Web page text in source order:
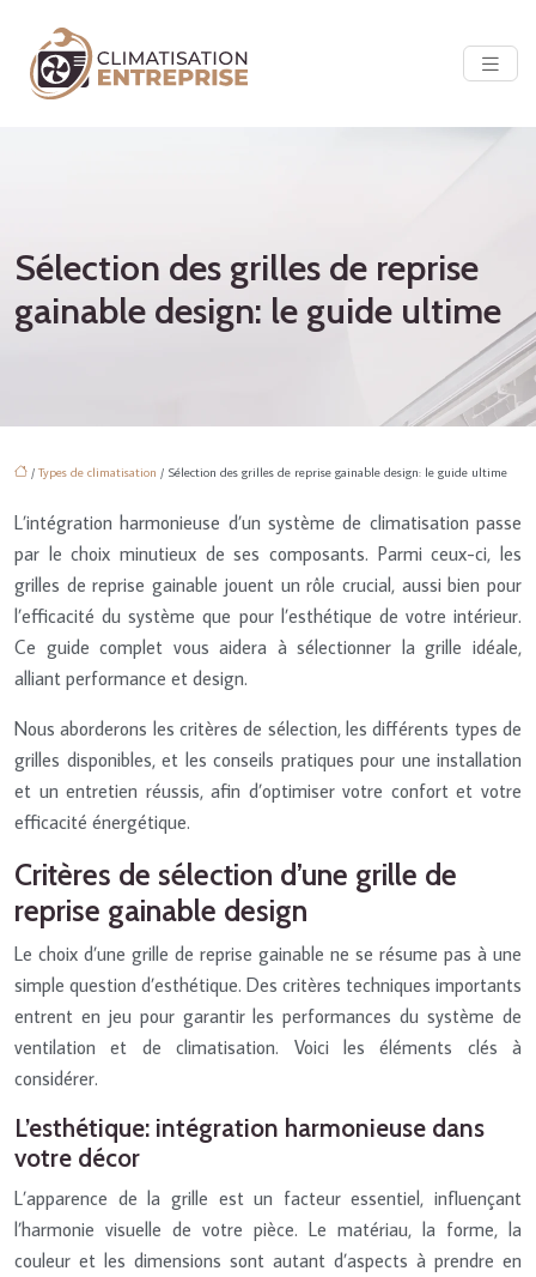
Sélection des grilles de reprise
gainable design: le guide ultime
/ Types de climatisation / Sélection des grilles de reprise gainable design: le guide ultime
L’intégration harmonieuse d’un système de climatisation passe
par le choix minutieux de ses composants. Parmi ceux-ci, les
grilles de reprise gainable jouent un rôle crucial, aussi bien pour
l’efficacité du système que pour l’esthétique de votre intérieur.
Ce guide complet vous aidera à sélectionner la grille idéale,
alliant performance et design.
Nous aborderons les critères de sélection, les différents types de
grilles disponibles, et les conseils pratiques pour une installation
et un entretien réussis, afin d’optimiser votre confort et votre
efficacité énergétique.
Critères de sélection d’une grille de
reprise gainable design
Le choix d’une grille de reprise gainable ne se résume pas à une
simple question d’esthétique. Des critères techniques importants
entrent en jeu pour garantir les performances du système de
ventilation et de climatisation. Voici les éléments clés à
considérer.
L’esthétique: intégration harmonieuse dans
votre décor
L’apparence de la grille est un facteur essentiel, influençant
l’harmonie visuelle de votre pièce. Le matériau, la forme, la
couleur et les dimensions sont autant d’aspects à prendre en